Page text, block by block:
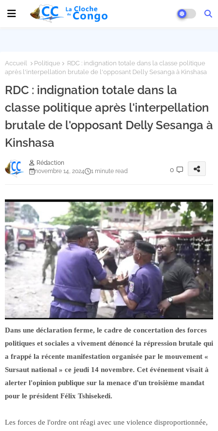
Accueil Politique
RDC : indignation totale dans la classe politique
après l'interpellation brutale de l'opposant Delly Sesanga à Kinshasa
RDC : indignation totale dans la
classe politique après l'interpellation
brutale de l'opposant Delly Sesanga à
Kinshasa
Rédaction
novembre 14, 2024
1 minute read 0
Dans une déclaration ferme, le cadre de concertation des forces
politiques et sociales a vivement dénoncé la répression brutale qui
a frappé la récente manifestation organisée par le mouvement «
Sursaut national » ce jeudi 14 novembre. Cet événement visait à
alerter l'opinion publique sur la menace d'un troisième mandat
pour le président Félix Tshisekedi.
Les forces de l'ordre ont réagi avec une violence disproportionnée,